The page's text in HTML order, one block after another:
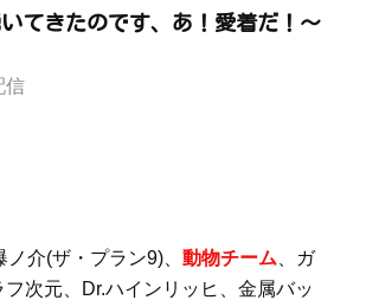
てきたのです、あ！愛着だ！～
信
ノ介(ザ・プラン9)、 動物チーム 、ガ
フ次元、Dr.ハインリッヒ、金属バッ